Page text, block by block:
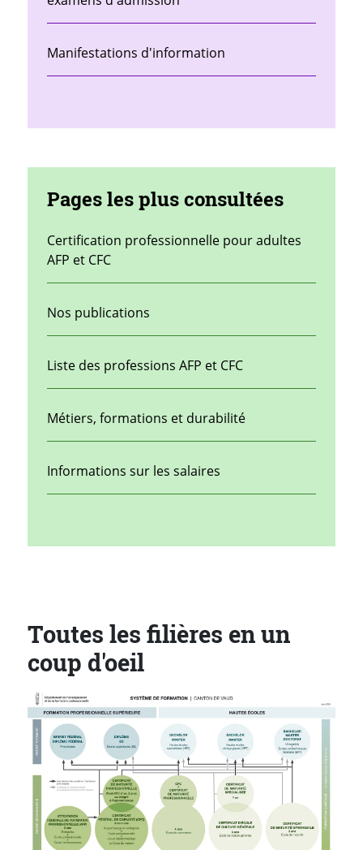
Manifestations d'information
Pages les plus consultées
Certification professionnelle pour adultes
AFP et CFC
Nos publications
Liste des professions AFP et CFC
Métiers, formations et durabilité
Informations sur les salaires
Toutes les filières en un
coup d'oeil